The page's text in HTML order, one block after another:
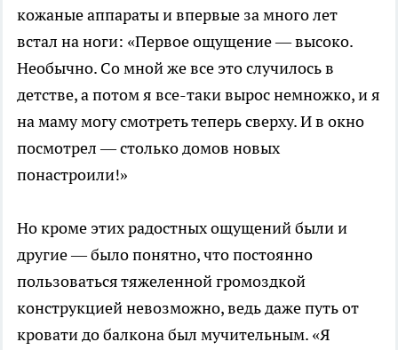
кожаные аппараты и впервые за много лет
встал на ноги: «Первое ощущение — высоко.
Необычно. Со мной же все это случилось в
детстве, а потом я все-таки вырос немножко, и я
на маму могу смотреть теперь сверху. И в окно
посмотрел — столько домов новых
понастроили!»
Но кроме этих радостных ощущений были и
другие — было понятно, что постоянно
пользоваться тяжеленной громоздкой
конструкцией невозможно, ведь даже путь от
кровати до балкона был мучительным. «Я